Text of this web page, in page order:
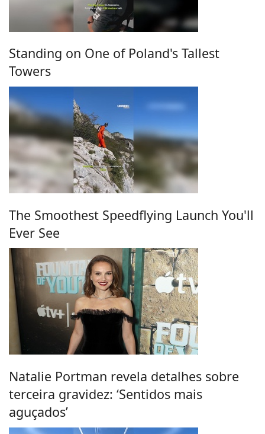
Standing on One of Poland's Tallest
Towers
The Smoothest Speedflying Launch You'll
Ever See
Natalie Portman revela detalhes sobre
terceira gravidez: ‘Sentidos mais
aguçados’